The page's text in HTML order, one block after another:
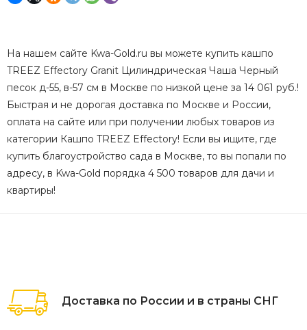
На нашем сайте Kwa-Gold.ru вы можете купить кашпо
TREEZ Effectory Granit Цилиндрическая Чаша Черный
песок д-55, в-57 см в Москве по низкой цене за 14 061 руб.!
Быстрая и не дорогая доставка по Москве и России,
оплата на сайте или при получении любых товаров из
категории Кашпо TREEZ Effectory! Если вы ищите, где
купить благоустройство сада в Москве, то вы попали по
адресу, в Kwa-Gold порядка 4 500 товаров для дачи и
квартиры!
Доставка по России и в страны СНГ